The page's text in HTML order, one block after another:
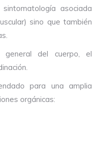
asociada
sino que también
general del cuerpo, el
para una amplia
orgánicas: